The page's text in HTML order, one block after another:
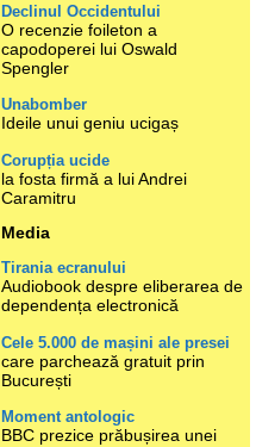
Declinul Occidentului
O recenzie foileton a
capodoperei lui Oswald
Spengler
Unabomber
Ideile unui geniu ucigaș
Corupția ucide
la fosta firmă a lui Andrei
Caramitru
Media
Tirania ecranului
Audiobook despre eliberarea de
dependența electronică
Cele 5.000 de mașini ale presei
care parchează gratuit prin
București
Moment antologic
BBC prezice prăbușirea unei